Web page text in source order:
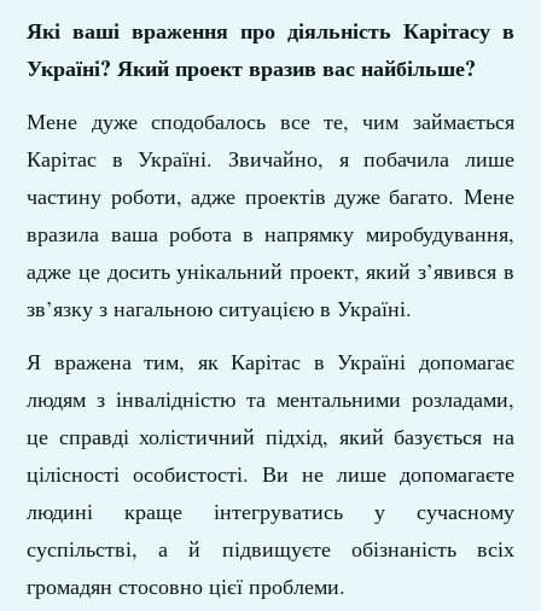
Які ваші враження про діяльність Карітасу в
Україні? Який проект вразив вас найбільше?
Мене дуже сподобалось все те, чим займається
Карітас в Україні. Звичайно, я побачила лише
частину роботи, адже проектів дуже багато. Мене
вразила ваша робота в напрямку миробудування,
адже це досить унікальний проект, який з’явився в
зв’язку з нагальною ситуацією в Україні.
Я вражена тим, як Карітас в Україні допомагає
людям з інвалідністю та ментальними розладами,
це справді холістичний підхід, який базується на
цілісності особистості. Ви не лише допомагаєте
людині краще інтегруватись у сучасному
суспільстві, а й підвищуєте обізнаність всіх
громадян стосовно цієї проблеми.